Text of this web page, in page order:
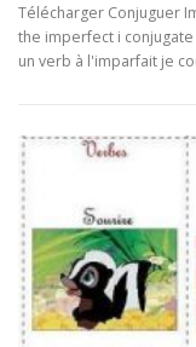
Télécharger Conjuguer
the imperfect i
un verb à l'imparfait je